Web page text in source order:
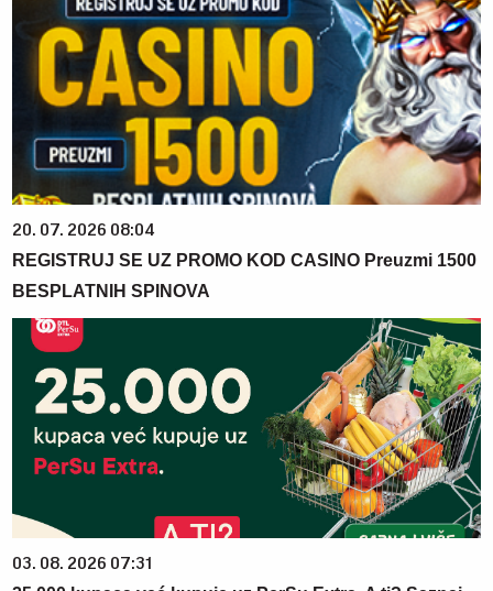
20. 07. 2026 08:04
REGISTRUJ SE UZ PROMO KOD CASINO Preuzmi 1500
BESPLATNIH SPINOVA
03. 08. 2026 07:31